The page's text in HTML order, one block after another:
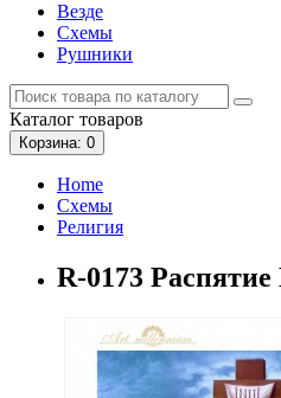
Везде
Схемы
Рушники
Каталог товаров
Корзина: 0
Home
Схемы
Религия
R-0173